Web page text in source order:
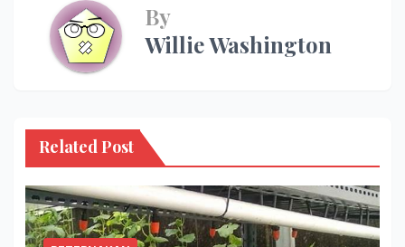
By
Willie Washington
Related Post